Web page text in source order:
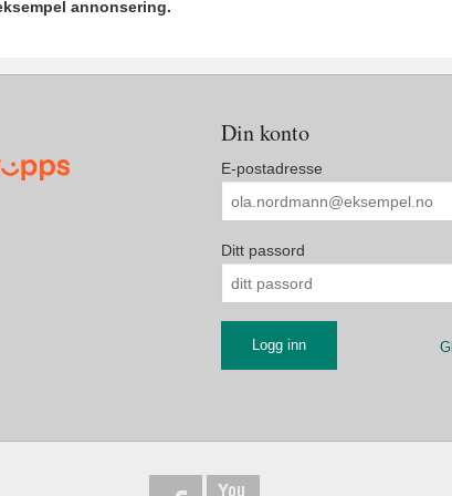
annonsering.
Din konto
E-postadresse
Ditt passord